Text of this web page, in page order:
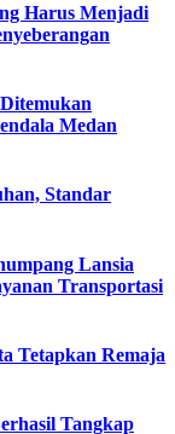
Harus Menjadi
Medan
Standar
Lansia
Transportasi
Tetapkan Remaja
Tangkap